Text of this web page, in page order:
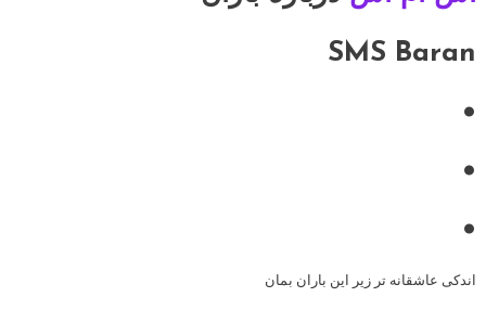
SMS Baran
•
•
•
اندکی عاشقانه تر زیر این باران بمان